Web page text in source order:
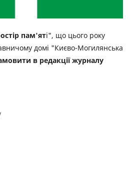
пам'яті", що цього року
домі "Києво-Могилянська
в редакції журналу